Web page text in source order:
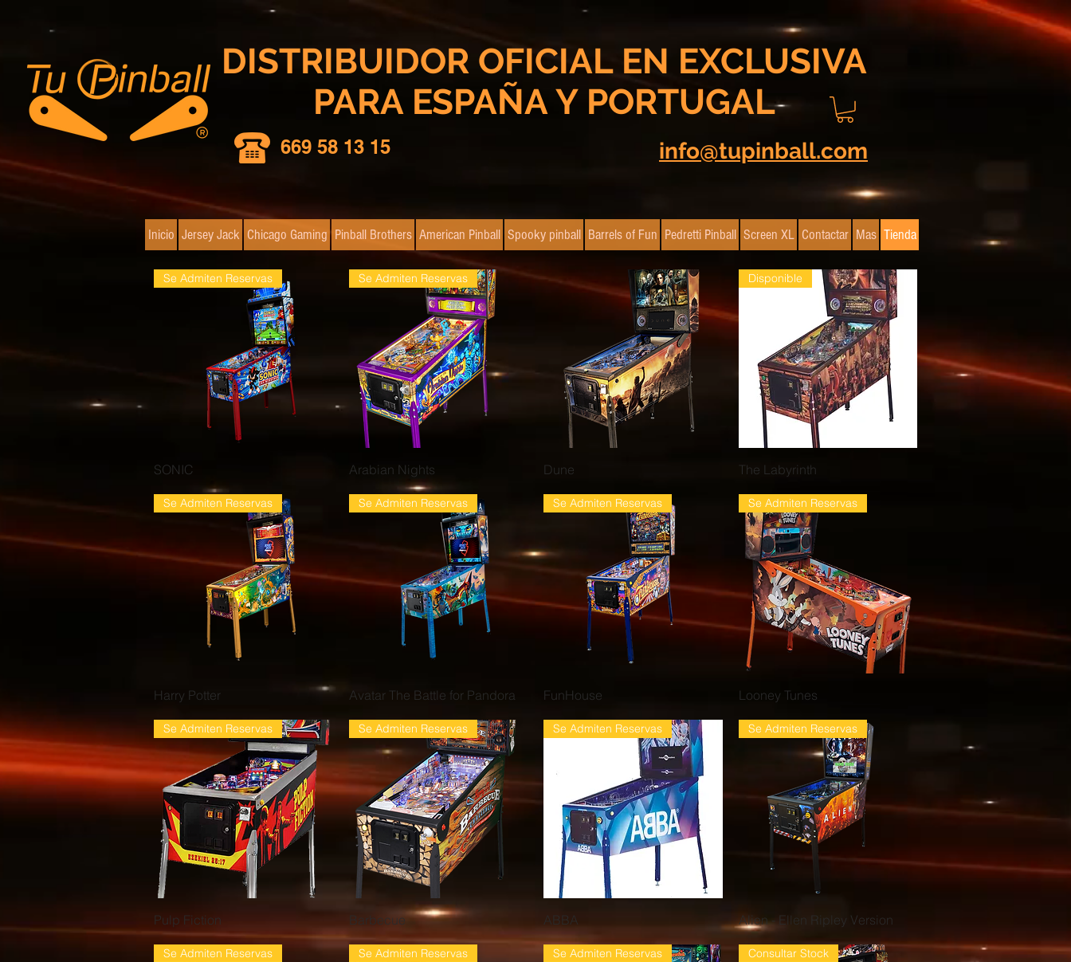
DISTRIBUIDOR OFICIAL EN EXCLUSIVA
PARA ESPAÑA Y PORTUGAL
669 58 13 15 info@tupinball.com
Inicio Jersey Jack Chicago Gaming Pinball Brothers American Pinball Spooky pinball Barrels of Fun Pedretti Pinball Screen XL Contactar Mas Tienda
Se Admiten Reservas
SONIC Vista rápida
Se Admiten Reservas
Arabian Nights Dune Vista rápida
Disponible
The Labyrinth
Vista rápida
Se Admiten Reservas
Harry Potter Vista rápida
Se Admiten Reservas
Avatar The Battle for Pandora
Se Admiten Reservas
FunHouse Vista rápida
Se Admiten Reservas
Looney Tunes
Vista rápida
Se Admiten Reservas
Pulp Fiction Vista rápida
Se Admiten Reservas
Barbecue
Se Admiten Reservas
ABBA Vista rápida
Se Admiten Reservas
Alien - Ellen Ripley Version
Se Admiten Reservas Se Admiten Reservas Se Admiten Reservas Consultar Stock